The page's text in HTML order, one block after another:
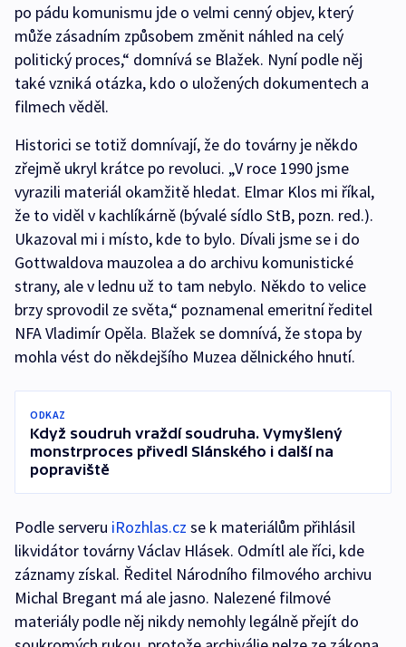
po pádu komunismu jde o velmi cenný objev, který
může zásadním způsobem změnit náhled na celý
politický proces,“ domnívá se Blažek. Nyní podle něj
také vzniká otázka, kdo o uložených dokumentech a
filmech věděl.
Historici se totiž domnívají, že do továrny je někdo
zřejmě ukryl krátce po revoluci. „V roce 1990 jsme
vyrazili materiál okamžitě hledat. Elmar Klos mi říkal,
že to viděl v kachlíkárně (bývalé sídlo StB, pozn. red.).
Ukazoval mi i místo, kde to bylo. Dívali jsme se i do
Gottwaldova mauzolea a do archivu komunistické
strany, ale v lednu už to tam nebylo. Někdo to velice
brzy sprovodil ze světa,“ poznamenal emeritní ředitel
NFA Vladimír Opěla. Blažek se domnívá, že stopa by
mohla vést do někdejšího Muzea dělnického hnutí.
ODKAZ
Když soudruh vraždí soudruha. Vymyšlený
monstrproces přivedl Slánského i další na
popraviště
Podle serveru iRozhlas.cz se k materiálům přihlásil
likvidátor továrny Václav Hlásek. Odmítl ale říci, kde
záznamy získal. Ředitel Národního filmového archivu
Michal Bregant má ale jasno. Nalezené filmové
materiály podle něj nikdy nemohly legálně přejít do